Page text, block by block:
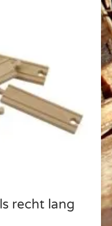
recht lang